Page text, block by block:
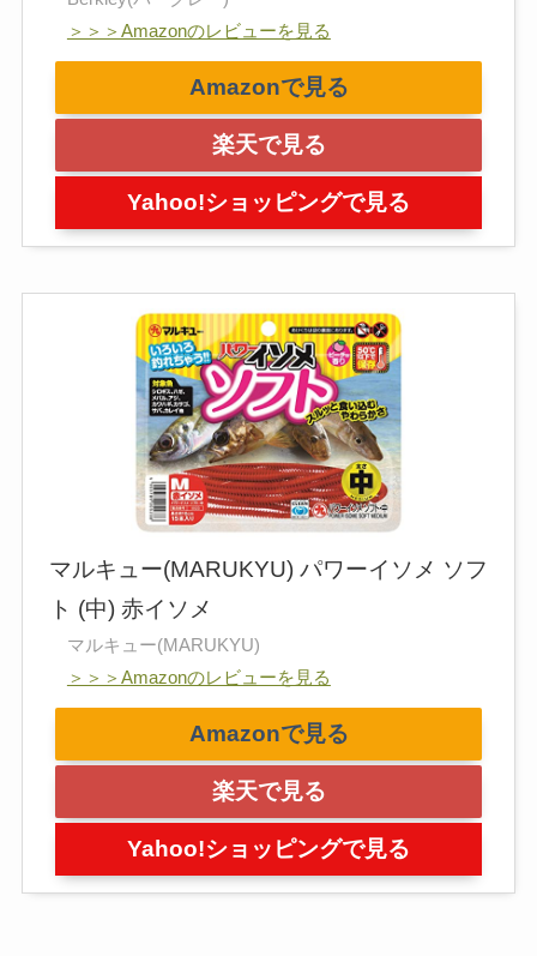
＞＞＞Amazonのレビューを見る
Amazonで見る
楽天で見る
Yahoo!ショッピングで見る
マルキュー(MARUKYU) パワーイソメ ソフ
ト (中) 赤イソメ
マルキュー(MARUKYU)
＞＞＞Amazonのレビューを見る
Amazonで見る
楽天で見る
Yahoo!ショッピングで見る